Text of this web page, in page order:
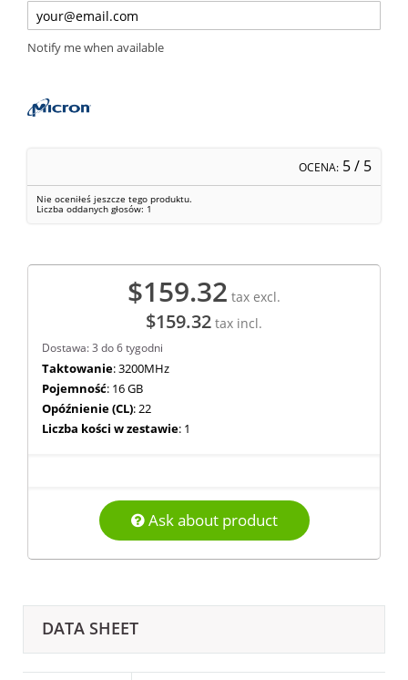
Notify me when available
OCENA: 5/ 5
Nie oceniłeś jeszcze tego produktu.
Liczba oddanych głosów: 1
$159.32 tax excl.
$159.32 tax incl.
Dostawa: 3 do 6 tygodni
Taktowanie: 3200MHz
Pojemność: 16 GB
Opóźnienie (CL): 22
Liczba kości w zestawie: 1
Ask about product
DATA SHEET